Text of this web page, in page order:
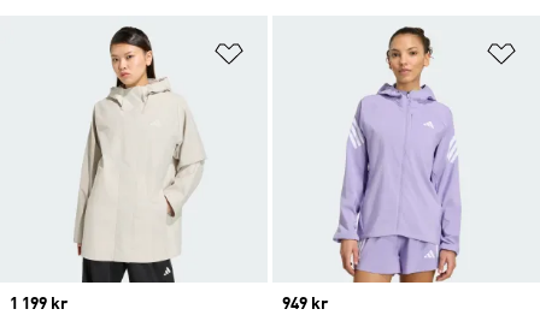
Lägg till på önskelistan
Price
1 199 kr
Price
949 kr